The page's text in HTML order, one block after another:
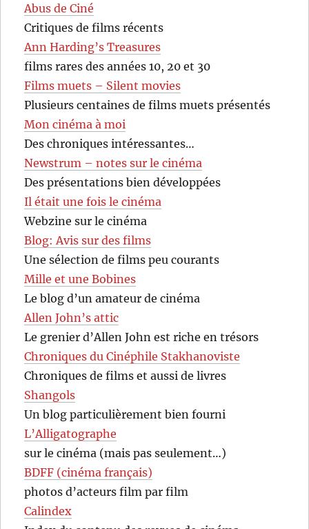
Abus de Ciné
Critiques de films récents
Ann Harding’s Treasures
films rares des années 10, 20 et 30
Films muets – Silent movies
Plusieurs centaines de films muets présentés
Mon cinéma à moi
Des chroniques intéressantes…
Newstrum – notes sur le cinéma
Des présentations bien développées
Il était une fois le cinéma
Webzine sur le cinéma
Blog: Avis sur des films
Une sélection de films peu courants
Mille et une Bobines
Le blog d’un amateur de cinéma
Allen John’s attic
Le grenier d’Allen John est riche en trésors
Chroniques du Cinéphile Stakhanoviste
Chroniques de films et aussi de livres
Shangols
Un blog particulièrement bien fourni
L’Alligatographe
sur le cinéma (mais pas seulement…)
BDFF (cinéma français)
photos d’acteurs film par film
Calindex